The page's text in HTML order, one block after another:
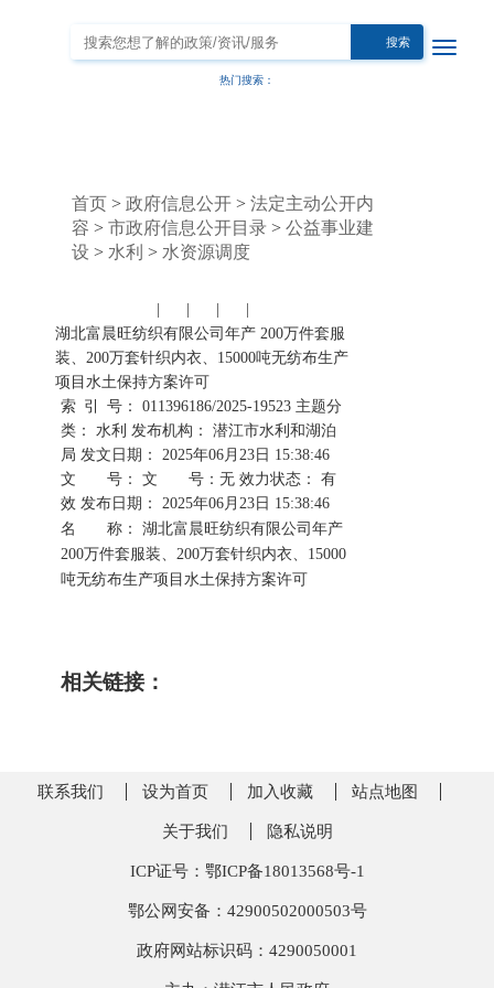
搜索
热门搜索：
首页 > 政府信息公开 > 法定主动公开内
容 > 市政府信息公开目录 > 公益事业建
设 > 水利 > 水资源调度
湖北富晨旺纺织有限公司年产 200万件套服
装、200万套针织内衣、15000吨无纺布生产
项目水土保持方案许可
索 引 号： 011396186/2025-19523 主题分
类： 水利 发布机构： 潜江市水利和湖泊
局 发文日期： 2025年06月23日 15:38:46
文 号：
文 号：无 效力状态： 有
效 发布日期： 2025年06月23日 15:38:46
名 称： 湖北富晨旺纺织有限公司年产
200万件套服装、200万套针织内衣、15000
吨无纺布生产项目水土保持方案许可
相关链接：
联系我们 设为首页 加入收藏 站点地图
关于我们 隐私说明
ICP证号：鄂ICP备18013568号-1
鄂公网安备：42900502000503号
政府网站标识码：4290050001